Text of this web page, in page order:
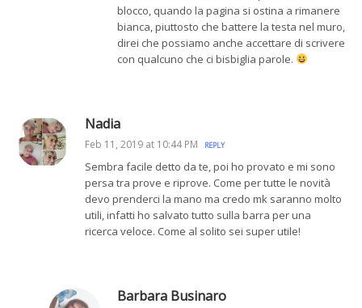
blocco, quando la pagina si ostina a rimanere
bianca, piuttosto che battere la testa nel muro,
direi che possiamo anche accettare di scrivere
con qualcuno che ci bisbiglia parole.
Nadia
Feb 11, 2019 at 10:44 PM REPLY
Sembra facile detto da te, poi ho provato e mi sono
persa tra prove e riprove. Come per tutte le novità
devo prenderci la mano ma credo mk saranno molto
utili, infatti ho salvato tutto sulla barra per una
ricerca veloce. Come al solito sei super utile!
Barbara Businaro